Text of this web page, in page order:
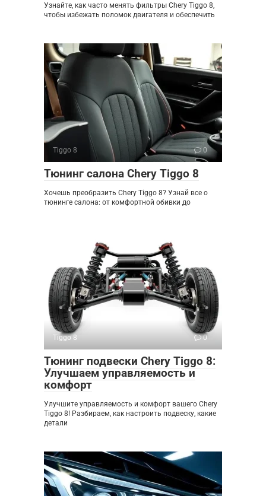
Узнайте, как часто менять фильтры Chery Tiggo 8,
чтобы избежать поломок двигателя и обеспечить
Tiggo 8 0
Тюнинг салона Chery Tiggo 8
Хочешь преобразить Chery Tiggo 8? Узнай все о
тюнинге салона: от комфортной обивки до
Tiggo 8 0
Тюнинг подвески Chery Tiggo 8:
Улучшаем управляемость и
комфорт
Улучшите управляемость и комфорт вашего Chery
Tiggo 8! Разбираем, как настроить подвеску, какие
детали